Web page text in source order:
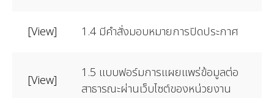
[View] 1.4 มีคำสั่งมอบหมายการปิดประกาศ
[View]
1.5 แบบฟอร์มการแผยแพร่ข้อมูลต่อ
สาธารณะผ่านเว็บไซต์ของหน่วยงาน